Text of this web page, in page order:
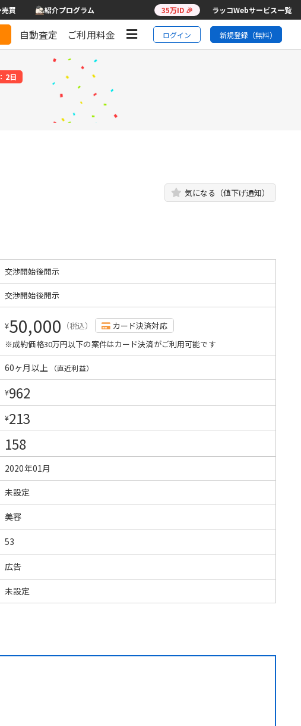
売買 紹介プログラム 35万ID 🎉 ラッコWebサービス一覧
自動査定 ご利用料金 ログイン 新規登録（無料）
2日
気になる（値下げ通知）
交渉開始後開示
交渉開始後開示
¥50,000 （税込）
カード決済対応
※成約価格30万円以下の案件はカード決済がご利用可能です
60ヶ月以上 （直近利益）
¥962
¥213
158
2020年01月
未設定
美容
53
広告
未設定